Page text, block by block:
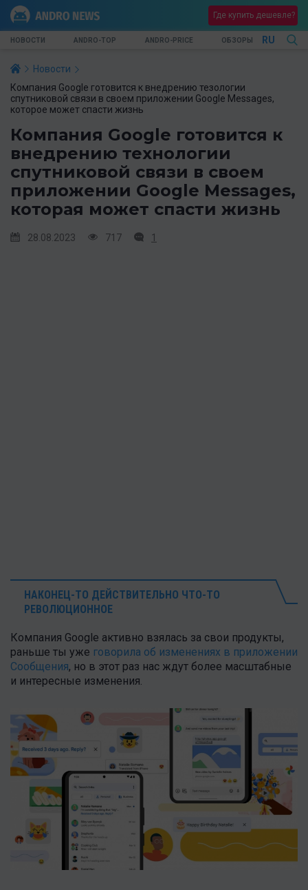
Где купить дешевле?
НОВОСТИ ANDRO-TOP ANDRO-PRICE ОБЗОРЫ RU
Новости
Компания Google готовится к внедрению тезологии
спутниковой связи в своем приложении Google Messages,
которое может спасти жизнь
Компания Google готовится к
внедрению технологии
спутниковой связи в своем
приложении Google Messages,
которая может спасти жизнь
28.08.2023 717 1
НАКОНЕЦ-ТО ДЕЙСТВИТЕЛЬНО ЧТО-ТО
РЕВОЛЮЦИОННОЕ
Компания Google активно взялась за свои продукты,
раньше ты уже говорила об изменениях в приложении
Сообщения, но в этот раз нас ждут более масштабные
и интересные изменения.